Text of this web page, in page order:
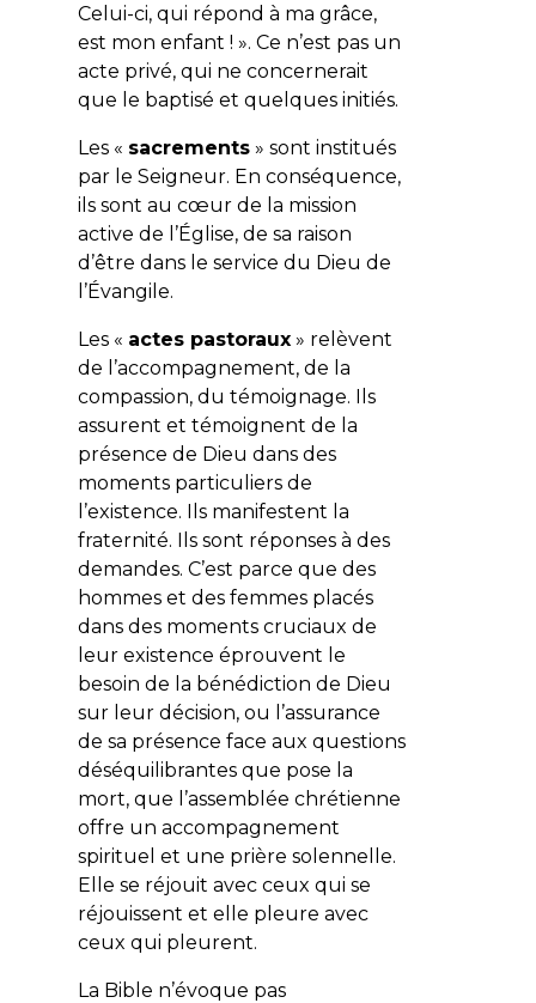
Celui-ci, qui répond à ma grâce,
est mon enfant ! ». Ce n’est pas un
acte privé, qui ne concernerait
que le baptisé et quelques initiés.
Les « sacrements» sont institués
par le Seigneur. En conséquence,
ils sont au cœur de la mission
active de l’Église, de sa raison
d’être dans le service du Dieu de
l’Évangile.
Les « actes pastoraux» relèvent
de l’accompagnement, de la
compassion, du témoignage. Ils
assurent et témoignent de la
présence de Dieu dans des
moments particuliers de
l’existence. Ils manifestent la
fraternité. Ils sont réponses à des
demandes. C’est parce que des
hommes et des femmes placés
dans des moments cruciaux de
leur existence éprouvent le
besoin de la bénédiction de Dieu
sur leur décision, ou l’assurance
de sa présence face aux questions
déséquilibrantes que pose la
mort, que l’assemblée chrétienne
offre un accompagnement
spirituel et une prière solennelle.
Elle se réjouit avec ceux qui se
réjouissent et elle pleure avec
ceux qui pleurent.
La Bible n’évoque pas